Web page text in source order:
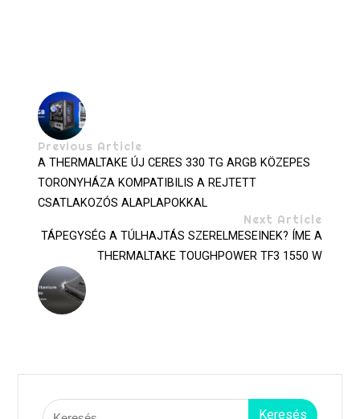
Previous Article
A THERMALTAKE ÚJ CERES 330 TG ARGB KÖZEPES
TORONYHÁZA KOMPATIBILIS A REJTETT
CSATLAKOZÓS ALAPLAPOKKAL
Next Article
TÁPEGYSÉG A TÚLHAJTÁS SZERELMESEINEK? ÍME A
THERMALTAKE TOUGHPOWER TF3 1550 W
Keresés: